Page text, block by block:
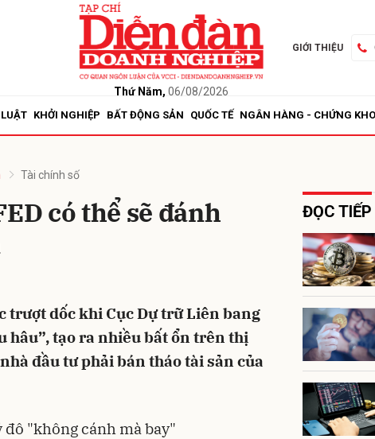
Thứ Năm, 06/08/2026
GIỚI THIỆU
KHỞI NGHIỆP BẤT ĐỘNG SẢN QUỐC TẾ NGÂN HÀNG - CHỨNG
Tài chính số
có thể sẽ đánh
trượt dốc khi Cục Dự trữ Liên bang
hâu”, tạo ra nhiều bất ổn trên thị
đầu tư phải bán tháo tài sản của
"không cánh mà bay"
ĐỌC TIẾP
Gửi